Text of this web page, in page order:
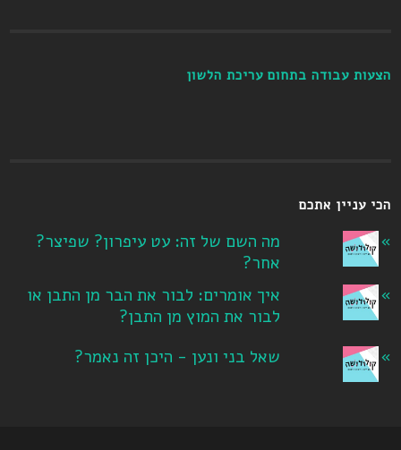
הצעות עבודה בתחום עריכת הלשון
הכי עניין אתכם
מה השם של זה: עט עיפרון? שפיצר?
אחר?
איך אומרים: לבור את הבר מן התבן או
לבור את המוץ מן התבן?
שאל בני ונען - היכן זה נאמר?